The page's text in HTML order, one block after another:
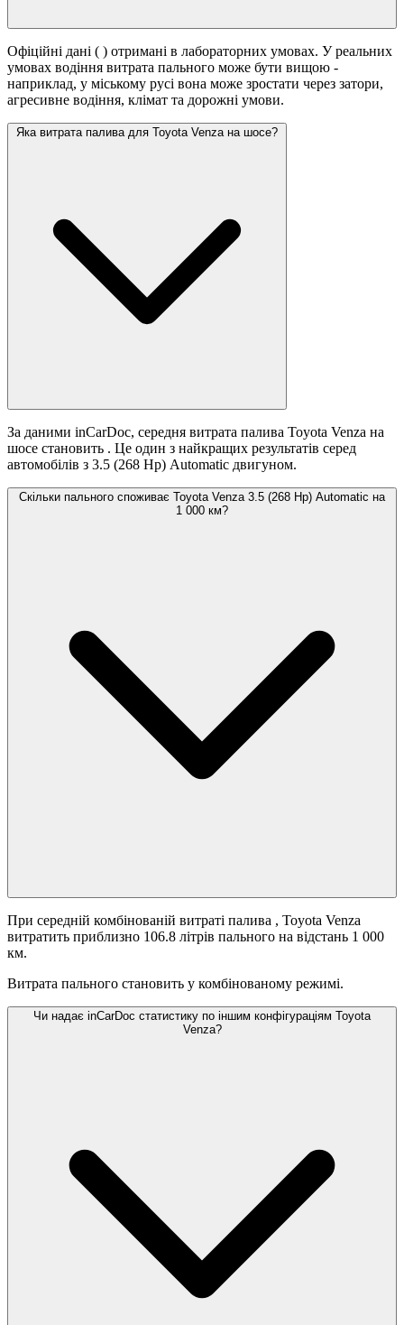
Офіційні дані ( ) отримані в лабораторних умовах. У реальних
умовах водіння витрата пального може бути вищою -
наприклад, у міському русі вона може зростати через затори,
агресивне водіння, клімат та дорожні умови.
Яка витрата палива для Toyota Venza на шосе?
За даними inCarDoc, середня витрата палива Toyota Venza на
шосе становить . Це один з найкращих результатів серед
автомобілів з 3.5 (268 Hp) Automatic двигуном.
Скільки пального споживає Toyota Venza 3.5 (268 Hp) Automatic на
1 000 км?
При середній комбінованій витраті палива , Toyota Venza
витратить приблизно 106.8 літрів пального на відстань 1 000
км.
Витрата пального становить у комбінованому режимі.
Чи надає inCarDoc статистику по іншим конфігураціям Toyota
Venza?